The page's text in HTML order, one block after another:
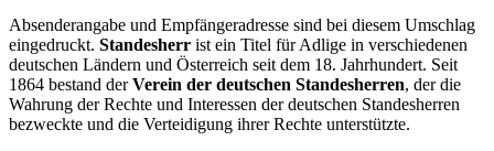
Absenderangabe und Empfängeradresse sind bei diesem Umschlag
eingedruckt. Standesherr ist ein Titel für Adlige in verschiedenen
deutschen Ländern und Österreich seit dem 18. Jahrhundert. Seit
1864 bestand derVerein der deutschen Standesherren, der die
Wahrung der Rechte und Interessen der deutschen Standesherren
bezweckte und die Verteidigung ihrer Rechte unterstützte.